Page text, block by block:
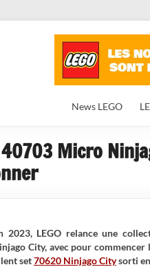
News LEGO
Micro
2023, LEGO relance une
City, avec pour commencer
set70620 Ninjago Citysorti